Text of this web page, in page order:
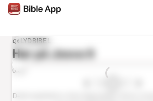
LYDBIBEL
Hør påJosva 9
0:00
Dette kapittelet er ikke tilgjengelig i denne